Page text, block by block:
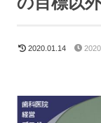
2020.01.14